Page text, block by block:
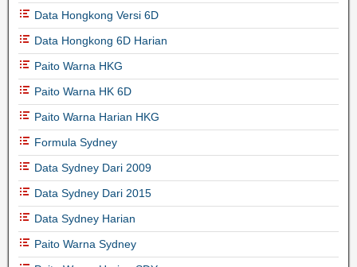
Data Hongkong Versi 6D
Data Hongkong 6D Harian
Paito Warna HKG
Paito Warna HK 6D
Paito Warna Harian HKG
Formula Sydney
Data Sydney Dari 2009
Data Sydney Dari 2015
Data Sydney Harian
Paito Warna Sydney